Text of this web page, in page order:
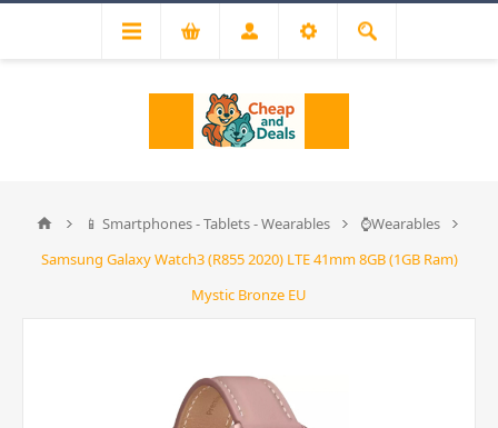
📱 Smartphones - Tablets - Wearables
⌚Wearables
Samsung Galaxy Watch3 (R855 2020) LTE 41mm 8GB (1GB Ram)
Mystic Bronze EU